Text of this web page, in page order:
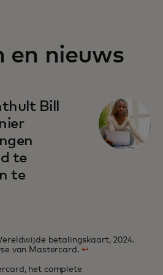
en nieuws
Bill
te
te
betalingskaart, 2024.
van Mastercard.↩
het complete